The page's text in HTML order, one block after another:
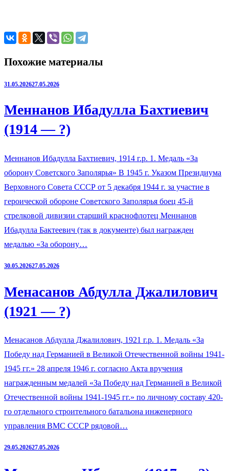
Похожие материалы
31.05.202627.05.2026
Меннанов Ибадулла Бахтиевич
(1914 — ?)
Меннанов Ибадулла Бахтиевич, 1914 г.р. 1. Медаль «За
оборону Советского Заполярья» В 1945 г. Указом Президиума
Верховного Совета СССР от 5 декабря 1944 г. за участие в
героической обороне Советского Заполярья боец 45-й
стрелковой дивизии старший краснофлотец Меннанов
Ибадулла Бактеевич (так в документе) был награжден
медалью «За оборону…
30.05.202627.05.2026
Менасанов Абдулла Джалилович
(1921 — ?)
Менасанов Абдулла Джалилович, 1921 г.р. 1. Медаль «За
Победу над Германией в Великой Отечественной войны 1941-
1945 гг.» 28 апреля 1946 г. согласно Акта вручения
награжденным медалей «За Победу над Германией в Великой
Отечественной войны 1941-1945 гг.» по личному составу 420-
го отдельного строительного батальона инженерного
управления ВМС СССР рядовой…
29.05.202627.05.2026